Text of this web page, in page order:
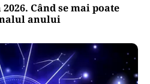
Când se mai poate
anului